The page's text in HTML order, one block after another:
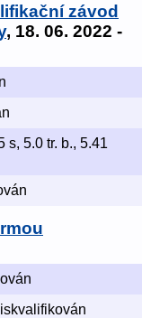
závod
, 18. 06. 2022 -
s, 5.0 tr. b., 5.41